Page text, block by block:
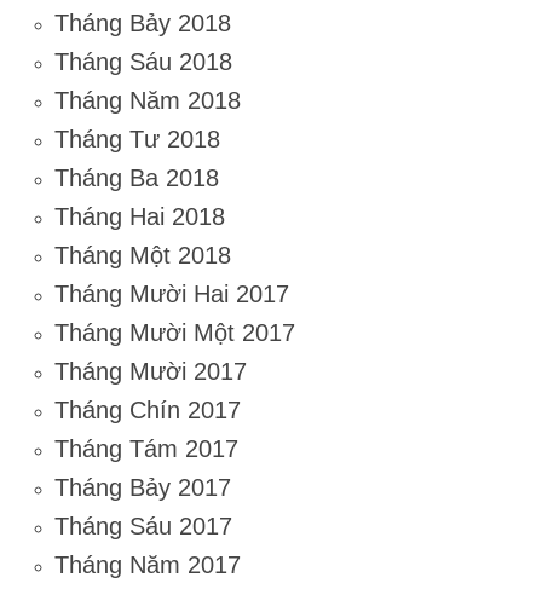
Tháng Bảy 2018
Tháng Sáu 2018
Tháng Năm 2018
Tháng Tư 2018
Tháng Ba 2018
Tháng Hai 2018
Tháng Một 2018
Tháng Mười Hai 2017
Tháng Mười Một 2017
Tháng Mười 2017
Tháng Chín 2017
Tháng Tám 2017
Tháng Bảy 2017
Tháng Sáu 2017
Tháng Năm 2017